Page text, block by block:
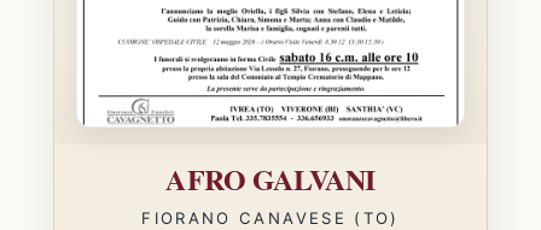
AFRO GALVANI
FIORANO CANAVESE (TO)